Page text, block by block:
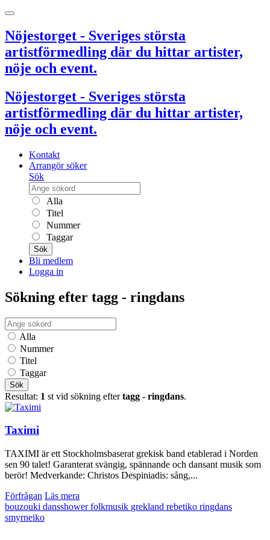
Nöjestorget - Sveriges största
artistförmedling där du hittar artister,
nöje och event.
Nöjestorget - Sveriges största
artistförmedling där du hittar artister,
nöje och event.
Kontakt
Arrangör söker
Sök
Alla
Titel
Nummer
Taggar
Sök
Bli medlem
Logga in
Sökning efter tagg - ringdans
Alla
Nummer
Titel
Taggar
Sök
Resultat: 1 st vid sökning eftertagg - ringdans.
Taximi
TAXIMI är ett Stockholmsbaserat grekisk band etablerad i Norden
sen 90 talet! Garanterat svängig, spännande och dansant musik som
berör! Medverkande: Christos Despiniadis: sång,...
Förfrågan Läs mera
bouzouki dansshowerfolkmusik grekland rebetiko ringdans
smyrneiko